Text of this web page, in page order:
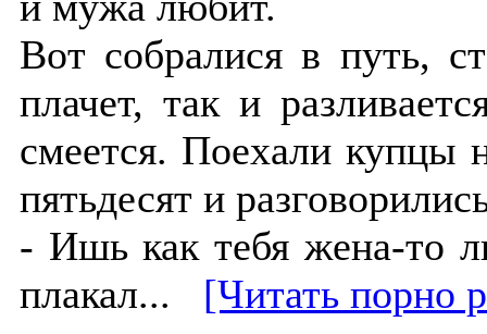
Вот собралися в путь,
плачет, так и
смеется. Поехали купцы
пятьдесят и
- Ишь как тебя жена-то
плакал... [Читать порно